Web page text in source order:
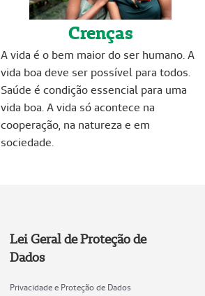
Crenças
A vida é o bem maior do ser humano. A
vida boa deve ser possível para todos.
Saúde é condição essencial para uma
vida boa. A vida só acontece na
cooperação, na natureza e em
sociedade.
Lei Geral de Proteção de
Dados
Privacidade e Proteção de Dados